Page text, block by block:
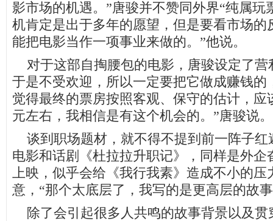
影市场的机遇。”唐骏并不赞同外界“纯属玩
机肯定是出于多年的愿望，但是要看市场的
能把电影当作一项事业来做的。”他说。
对于这部自掏腰包的电影，唐骏设定了营
于是不受欢迎，所以一定要把它做成赚钱的
觉得最终的票房按照客观、保守的估计，应
元左右，我相信是有这个机会的。”唐骏说。
谈到职场题材，就不得不提到前一阵子红
电影和话剧《杜拉拉升职记》，同样是外企
上映，似乎会给《我行我素》造成不小的压
意，“那个太底层了，我写的是更高层的故
除了会引起很多人共鸣的故事背景以及贯